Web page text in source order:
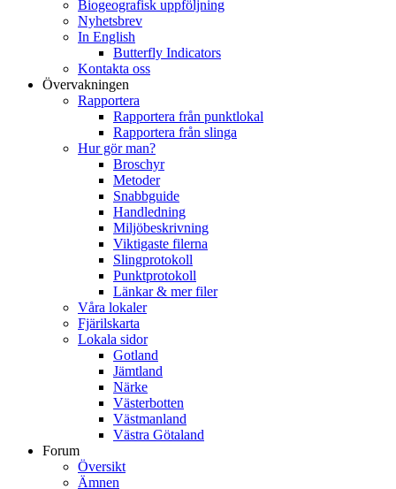
Biogeografisk uppföljning
Nyhetsbrev
In English
Butterfly Indicators
Kontakta oss
Övervakningen
Rapportera
Rapportera från punktlokal
Rapportera från slinga
Hur gör man?
Broschyr
Metoder
Snabbguide
Handledning
Miljöbeskrivning
Viktigaste filerna
Slingprotokoll
Punktprotokoll
Länkar & mer filer
Våra lokaler
Fjärilskarta
Lokala sidor
Gotland
Jämtland
Närke
Västerbotten
Västmanland
Västra Götaland
Forum
Översikt
Ämnen